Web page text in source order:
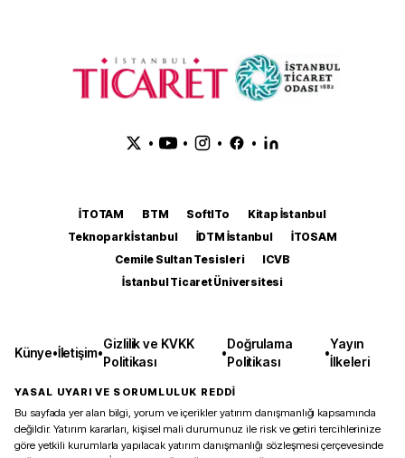
• • • •
İTOTAM BTM SoftITo
Kitap İstanbul
Teknopark İstanbul
İDTM İstanbul
İTOSAM
Cemile Sultan Tesisleri
ICVB
İstanbul Ticaret Üniversitesi
Künye•İletişim•
Gizlilik ve KVKK
Politikası
•
Doğrulama
Politikası
•
Yayın
İlkeleri
YASAL UYARI VE SORUMLULUK REDDİ
Bu sayfada yer alan bilgi, yorum ve içerikler yatırım danışmanlığı kapsamında
değildir. Yatırım kararları, kişisel mali durumunuz ile risk ve getiri tercihlerinize
göre yetkili kurumlarla yapılacak yatırım danışmanlığı sözleşmesi çerçevesinde